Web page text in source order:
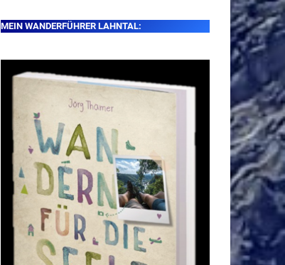
MEIN WANDERFÜHRER LAHNTAL: